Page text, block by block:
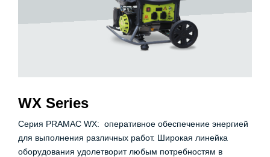
WX Series
Серия PRAMAC WX: оперативное обеспечение энергией
для выполнения различных работ. Широкая линейка
оборудования удолетворит любым потребностям в